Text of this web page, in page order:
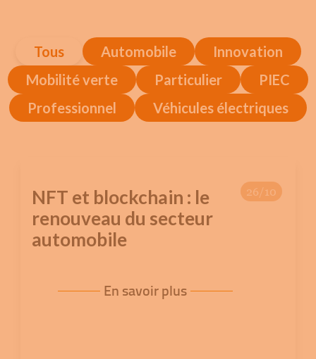
Tous Automobile
Innovation
Mobilité verte
Particulier
PIEC
Professionnel
Véhicules électriques
26/10
NFT et blockchain : le
renouveau du secteur
automobile
En savoir plus